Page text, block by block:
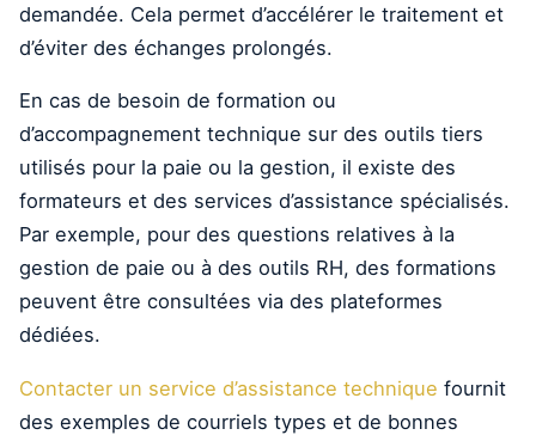
demandée. Cela permet d’accélérer le traitement et
d’éviter des échanges prolongés.
En cas de besoin de formation ou
d’accompagnement technique sur des outils tiers
utilisés pour la paie ou la gestion, il existe des
formateurs et des services d’assistance spécialisés.
Par exemple, pour des questions relatives à la
gestion de paie ou à des outils RH, des formations
peuvent être consultées via des plateformes
dédiées.
Contacter un service d’assistance technique fournit
des exemples de courriels types et de bonnes